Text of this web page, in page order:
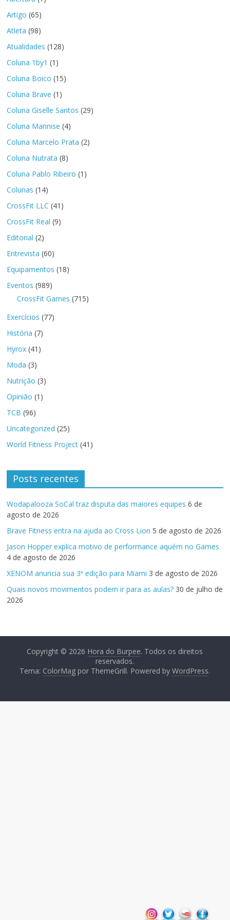
Artigo (65)
Atleta (98)
Atualidades (128)
Coluna 1by1 (1)
Coluna Boico (15)
Coluna Brave (1)
Coluna Giselle Santos (29)
Coluna Mannise (4)
Coluna Marcelo Prata (2)
Coluna Nutrata (8)
Coluna Pablo Ribeiro (1)
Colunas (14)
CrossFit LLC (41)
CrossFit Real (9)
Editorial (2)
Entrevista (60)
Equipamentos (18)
Eventos (989)
CrossFit Games (715)
Exercícios (77)
História (7)
Hyrox (41)
Moda (3)
Nutrição (3)
Opinião (1)
TCB (96)
Uncategorized (25)
World Fitness Project (41)
Posts recentes
Wodapalooza SoCal traz disputa das maiores equipes 6 de
agosto de 2026
Brave Fitness entra na ajuda ao Cross Lion 5 de agosto de 2026
Jason Hopper explica motivo de performance aquém no Games
4 de agosto de 2026
XENOM anuncia sua 3ª edição para Miami 3 de agosto de 2026
Quais novos movimentos podem ir para as aulas? 30 de julho de
2026
Copyright © 2026 Hora do Burpee. Todos os direitos
reservados.
Tema: ColorMag por ThemeGrill. Powered byWordPress.